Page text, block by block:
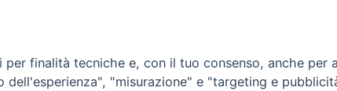
Privacy Policy Cookie Policy
finalità tecniche e, con il tuo consenso, anche per
dell'esperienza", "misurazione" e "targeting e